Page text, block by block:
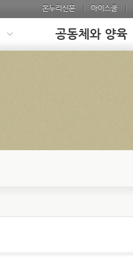
온누리신문 아이스쿨
공동체와 양육